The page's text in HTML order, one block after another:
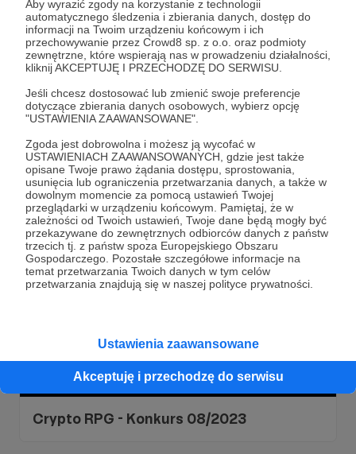
Aby wyrazić zgody na korzystanie z technologii
automatycznego śledzenia i zbierania danych, dostęp do
informacji na Twoim urządzeniu końcowym i ich
przechowywanie przez Crowd8 sp. z o.o. oraz podmioty
zewnętrzne, które wspierają nas w prowadzeniu działalności,
kliknij AKCEPTUJĘ I PRZECHODZĘ DO SERWISU.
Jeśli chcesz dostosować lub zmienić swoje preferencje
dotyczące zbierania danych osobowych, wybierz opcję
"USTAWIENIA ZAAWANSOWANE".
Zgoda jest dobrowolna i możesz ją wycofać w
USTAWIENIACH ZAAWANSOWANYCH, gdzie jest także
opisane Twoje prawo żądania dostępu, sprostowania,
usunięcia lub ograniczenia przetwarzania danych, a także w
dowolnym momencie za pomocą ustawień Twojej
przeglądarki w urządzeniu końcowym. Pamiętaj, że w
zależności od Twoich ustawień, Twoje dane będą mogły być
przekazywane do zewnętrznych odbiorców danych z państw
trzecich tj. z państw spoza Europejskiego Obszaru
Gospodarczego. Pozostałe szczegółowe informacje na
temat przetwarzania Twoich danych w tym celów
przetwarzania znajdują się w naszej polityce prywatności.
Ustawienia zaawansowane
Akceptuję i przechodzę do serwisu
04.11.2023 ● 0 odsłon
Myrmidia Travel - Konkurs 10/2023
00:00:37
04.11.2023 ● 3 odsłon
Crypto RPG - Konkurs 08/2023